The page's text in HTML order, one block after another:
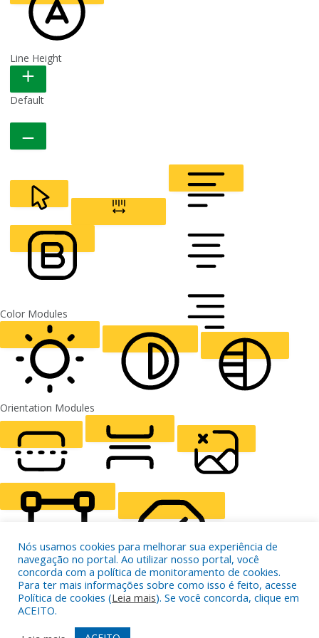
READABLE FONT
Line Height
Default
CURSOR
ALIGN TEXT
FONT WEIGHT
Color Modules
LIGHT CONTRAST HIGH CONTRAST
Orientation Modules
READING LINE READING MASK HIDE IMAGES
HIGHLIGHT CONTENT STOP ANIMATIONS
Nós usamos cookies para melhorar sua experiência de
navegação no portal. Ao utilizar nosso portal, você
concorda com a política de monitoramento de cookies.
Para ter mais informações sobre como isso é feito, acesse
Política de cookies (Leia mais). Se você concorda, clique em
ACEITO.